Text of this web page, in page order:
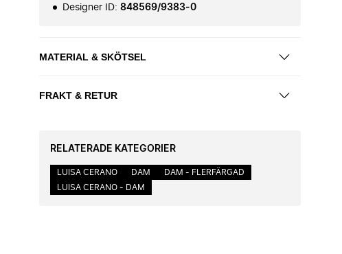
Designer ID: 848569/9383-0
MATERIAL & SKÖTSEL
FRAKT & RETUR
RELATERADE KATEGORIER
LUISA CERANO DAM
DAM - FLERFÄRGAD
LUISA CERANO - DAM